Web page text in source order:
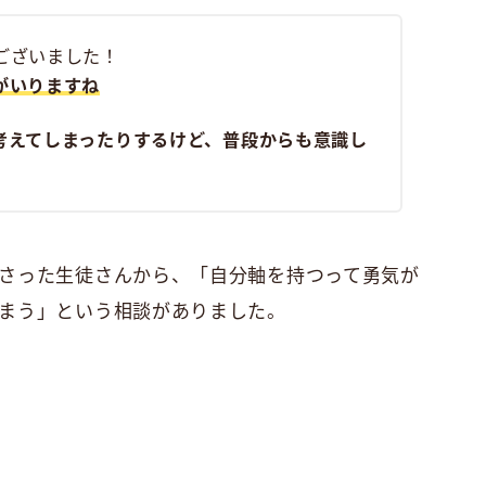
いました！
いりますね
てしまったりするけど、普段からも意識し
った生徒さんから、「自分軸を持つって勇気が
」という相談がありました。